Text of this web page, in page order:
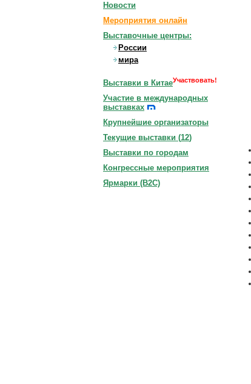
Новости
Мероприятия онлайн
Выставочные центры:
России
мира
Выставки в КитаеУчаствовать!
Участие в международных
выставках
Крупнейшие организаторы
Текущие выставки (12)
Выставки по городам
Конгрессные мероприятия
Ярмарки (B2C)